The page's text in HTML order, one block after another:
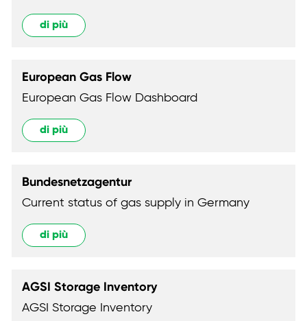
di più
European Gas Flow
European Gas Flow Dashboard
di più
Bundesnetzagentur
Current status of gas supply in Germany
di più
AGSI Storage Inventory
AGSI Storage Inventory